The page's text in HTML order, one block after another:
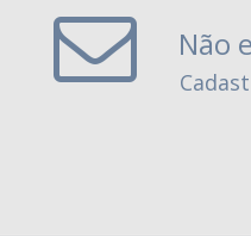
Não